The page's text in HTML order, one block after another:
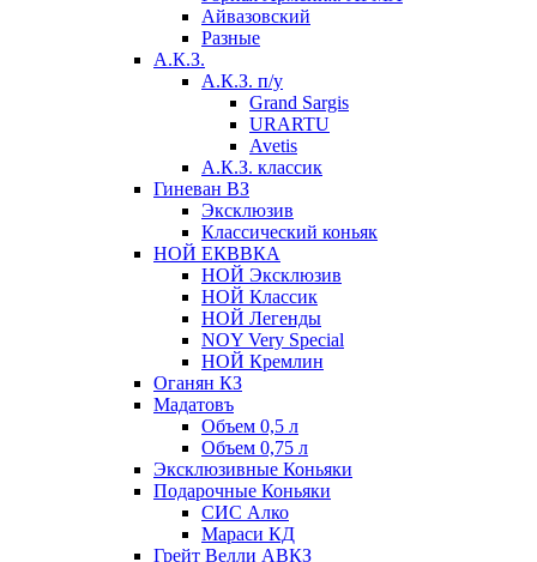
Айвазовский
Разные
А.К.З.
А.К.З. п/у
Grand Sargis
URARTU
Avetis
А.К.З. классик
Гиневан ВЗ
Эксклюзив
Классический коньяк
НОЙ ЕКВВКА
НОЙ Эксклюзив
НОЙ Классик
НОЙ Легенды
NOY Very Speсial
НОЙ Кремлин
Оганян КЗ
Мадатовъ
Объем 0,5 л
Объем 0,75 л
Эксклюзивные Коньяки
Подарочные Коньяки
СИС Алко
Мараси КД
Грейт Велли АВКЗ